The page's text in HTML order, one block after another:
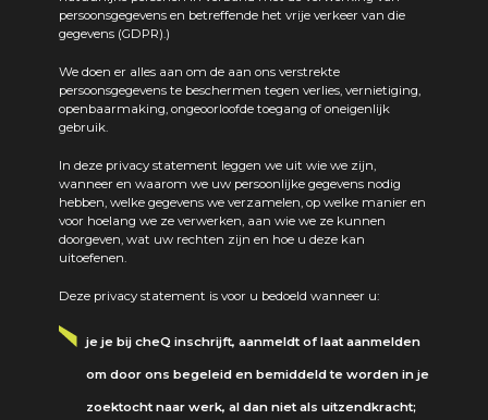
persoonsgegevens en betreffende het vrije verkeer van die
gegevens (GDPR).)
We doen er alles aan om de aan ons verstrekte
persoonsgegevens te beschermen tegen verlies, vernietiging,
openbaarmaking, ongeoorloofde toegang of oneigenlijk
gebruik.
In deze privacy statement leggen we uit wie we zijn,
wanneer en waarom we uw persoonlijke gegevens nodig
hebben, welke gegevens we verzamelen, op welke manier en
voor hoelang we ze verwerken, aan wie we ze kunnen
doorgeven, wat uw rechten zijn en hoe u deze kan
uitoefenen.
Deze privacy statement is voor u bedoeld wanneer u:
je je bij cheQ inschrijft, aanmeldt of laat aanmelden
om door ons begeleid en bemiddeld te worden in je
zoektocht naar werk, al dan niet als uitzendkracht;